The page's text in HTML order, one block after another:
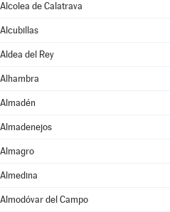
Alcolea de Calatrava
Alcubillas
Aldea del Rey
Alhambra
Almadén
Almadenejos
Almagro
Almedina
Almodóvar del Campo